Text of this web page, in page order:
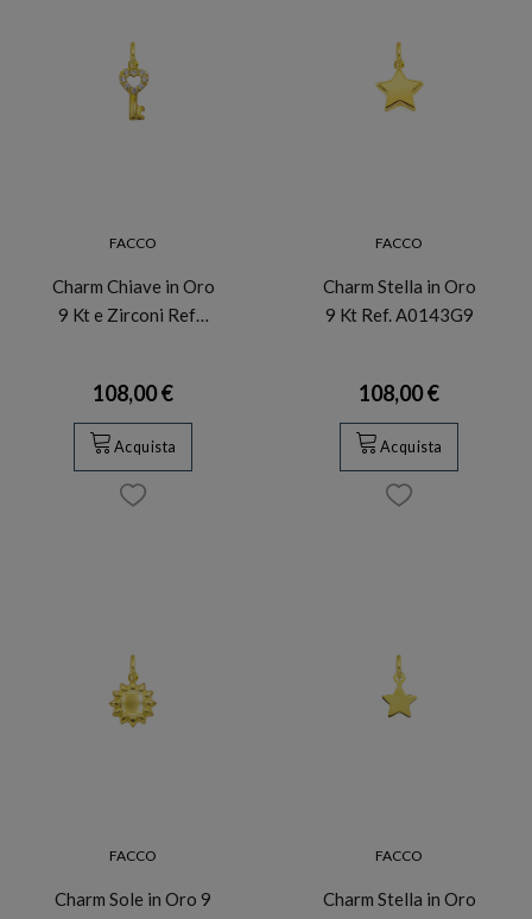
FACCO
Charm Chiave in Oro
9 Kt e Zirconi Ref…
108,00 €
Acquista
FACCO
Charm Stella in Oro
9 Kt Ref. A0143G9
108,00 €
Acquista
FACCO
Charm Sole in Oro 9
FACCO
Charm Stella in Oro